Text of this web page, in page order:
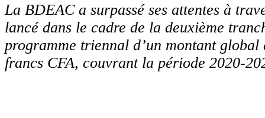
La BDEAC a surpassé ses attentes à
lancé dans le cadre de la deuxième
programme triennal d’un montant
francs CFA, couvrant la période 2020-